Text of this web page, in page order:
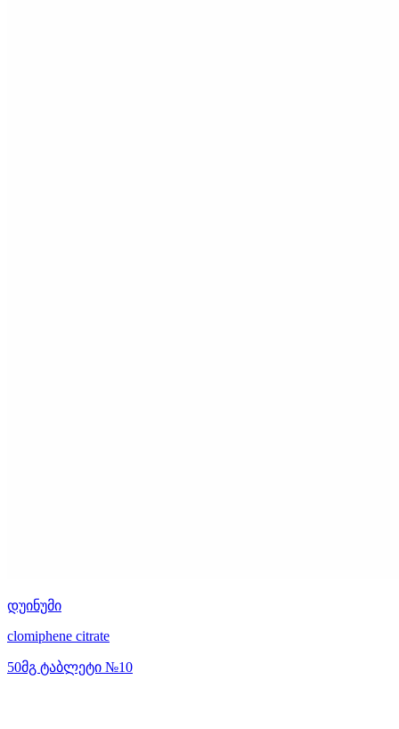
დუინუმი
clomiphene citrate
50მგ ტაბლეტი №10